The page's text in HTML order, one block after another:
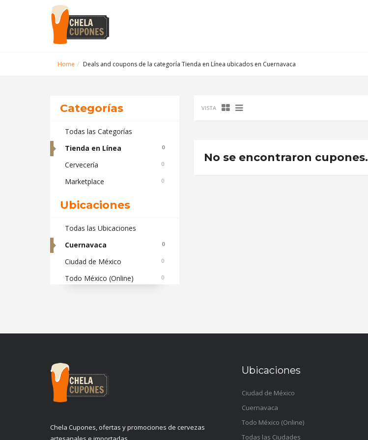
Home Deals and coupons de la categoría Tienda en Línea ubicados en Cuernavaca
Categorías
Todas las Categorías
Tienda en Línea
0
Cervecería 0
Marketplace 0
Ubicaciones
Todas las Ubicaciones
Cuernavaca
0
Ciudad de México 0
Todo México (Online) 0
VISTA
No se encontraron cupones.
Chela Cupones, ofertas y promociones de cervezas
Ubicaciones
Ciudad de México
Cuernavaca
Todo México (Online)
Todas las Ciudades